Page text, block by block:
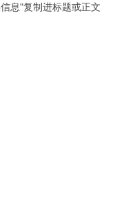
息"复制进标题或正文